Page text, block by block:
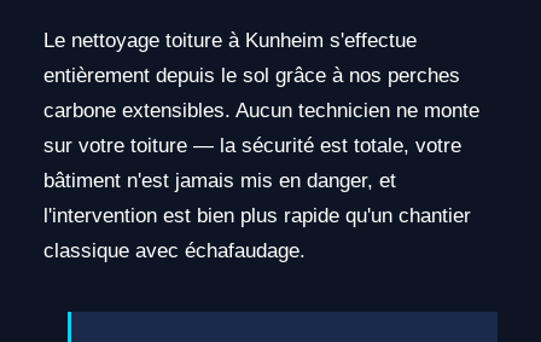
Le nettoyage toiture à Kunheim s'effectue
entièrement depuis le sol grâce à nos perches
carbone extensibles. Aucun technicien ne monte
sur votre toiture — la sécurité est totale, votre
bâtiment n'est jamais mis en danger, et
l'intervention est bien plus rapide qu'un chantier
classique avec échafaudage.